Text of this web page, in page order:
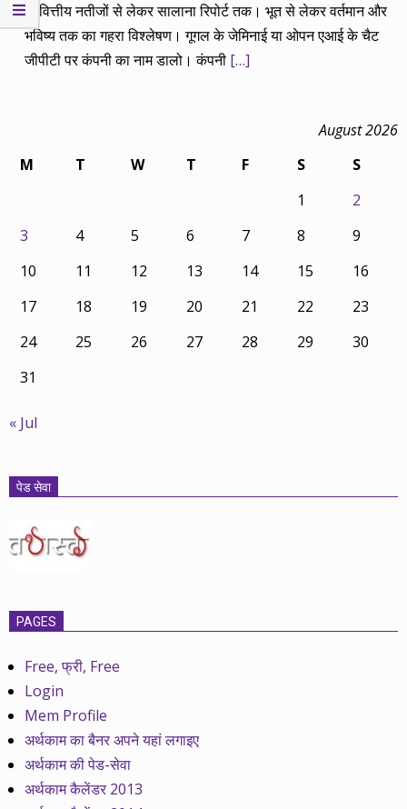
के वित्तीय नतीजों से लेकर सालाना रिपोर्ट तक। भूत से लेकर वर्तमान और
भविष्य तक का गहरा विश्लेषण। गूगल के जेमिनाई या ओपन एआई के चैट
जीपीटी पर कंपनी का नाम डालो। कंपनी […]
August 2026
M
T W T F S
S
1
2
3
4 5 6 7 8
9
10
11 12 13 14 15
16
17
18 19 20 21 22
23
24
25 26 27 28 29
30
31
« Jul
पेड सेवा
PAGES
Free, फ्री, Free
Login
Mem Profile
अर्थकाम का बैनर अपने यहां लगाइए
अर्थकाम की पेड-सेवा
अर्थकाम कैलेंडर 2013